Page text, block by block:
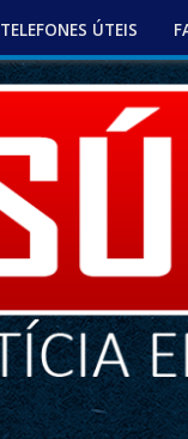
TELEFONES ÚTEIS